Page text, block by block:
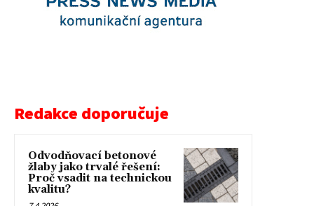
Redakce doporučuje
Odvodňovací betonové
žlaby jako trvalé řešení:
Proč vsadit na technickou
kvalitu?